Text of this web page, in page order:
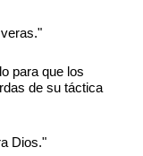
para que los
de su táctica
Dios."